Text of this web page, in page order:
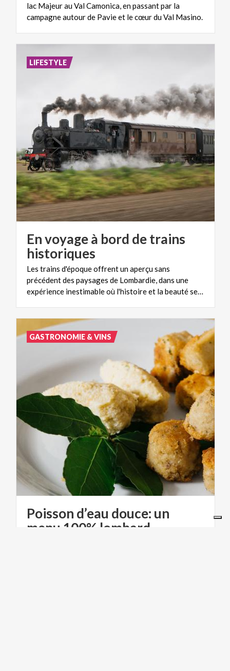
lac Majeur au Val Camonica, en passant par la
campagne autour de Pavie et le cœur du Val Masino.
En voyage à bord de trains
historiques
Les trains d'époque offrent un aperçu sans
précédent des paysages de Lombardie, dans une
expérience inestimable où l'histoire et la beauté se rencontrent.
LIFESTYLE
Poisson d’eau douce: un
menu 100% lombard
GASTRONOMIE & VINS